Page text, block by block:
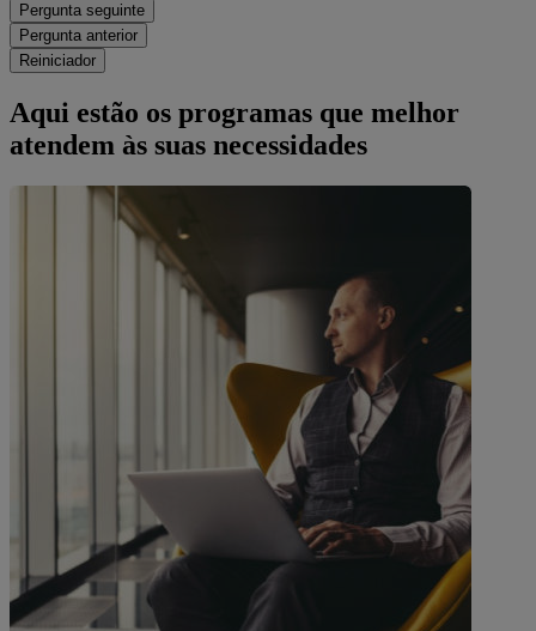
Pergunta seguinte
Pergunta anterior
Reiniciador
Aqui estão os programas que melhor
atendem às suas necessidades